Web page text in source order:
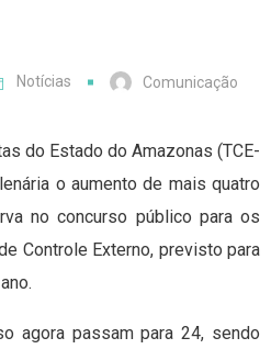
Notícias Comunicação
do Estado do Amazonas (TCE-
o aumento de mais quatro
no concurso público para os
Controle Externo, previsto para
agora passam para 24, sendo